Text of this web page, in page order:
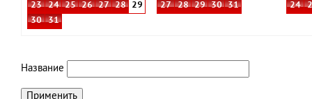
23
24 25 26 27 28
29
30
31
27
28 29 30 31
24
Название